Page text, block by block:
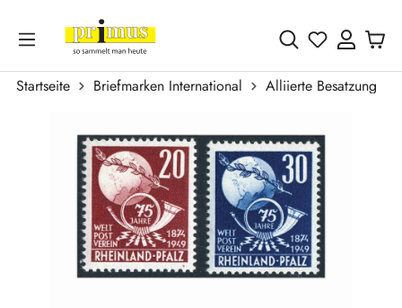
Zum Hauptinhalt springen
Du hast 0
Startseite Briefmarken International Alliierte Besatzung